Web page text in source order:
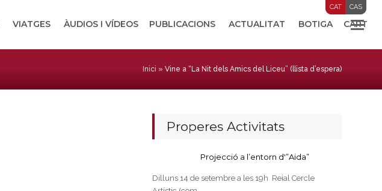
CAT CAS
VIATGES ÀUDIOS I VÍDEOS PUBLICACIONS ACTUALITAT BOTIGA CART
Inici » Vine a “La Nit dels Amics del Liceu” (llista d’espera)
Properes Activitats
Projecció a l’entorn d'”Aida”
Dilluns 14 de setembre a les 19h Reial Cercle